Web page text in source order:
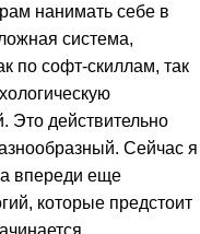
нанимать себе в
система,
по софт-скиллам, так
Это действительно
Сейчас я
впереди еще
которые предстоит